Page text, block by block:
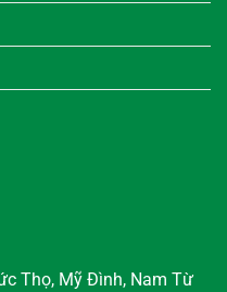
Thọ, Mỹ Đình, Nam Từ